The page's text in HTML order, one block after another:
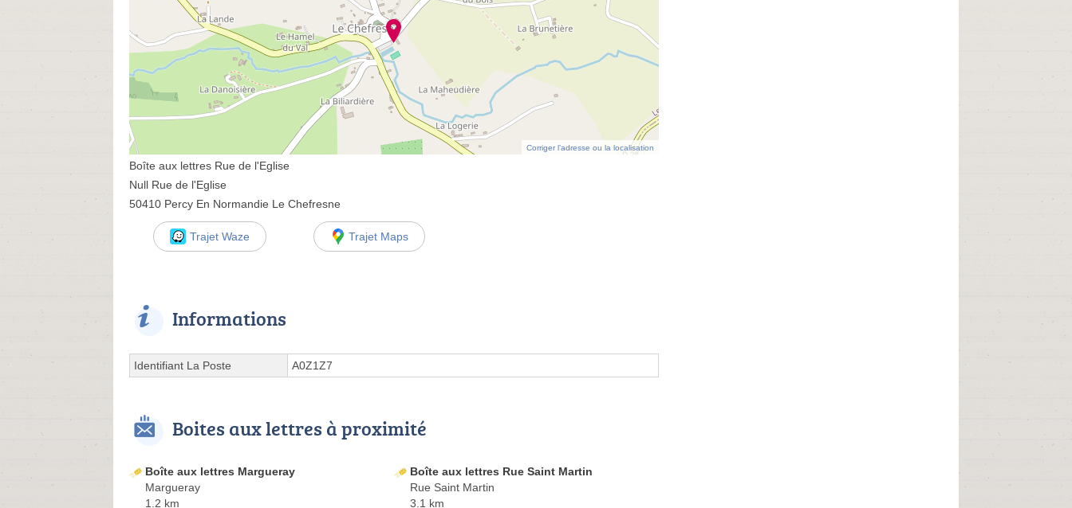
Corriger l’adresse ou la localisation
Boîte aux lettres Rue de l'Eglise
Null Rue de l'Eglise
50410 Percy En Normandie Le Chefresne
Trajet Waze Trajet Maps
Informations
Identifiant La Poste A0Z1Z7
Boites aux lettres à proximité
Boîte aux lettres Margueray
Margueray
1.2 km
Boîte aux lettres Rue Saint Martin
Rue Saint Martin
3.1 km